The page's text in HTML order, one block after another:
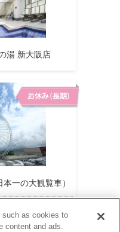
湯 新大阪店
一の大観覧車）
such as cookies to
content and ads.